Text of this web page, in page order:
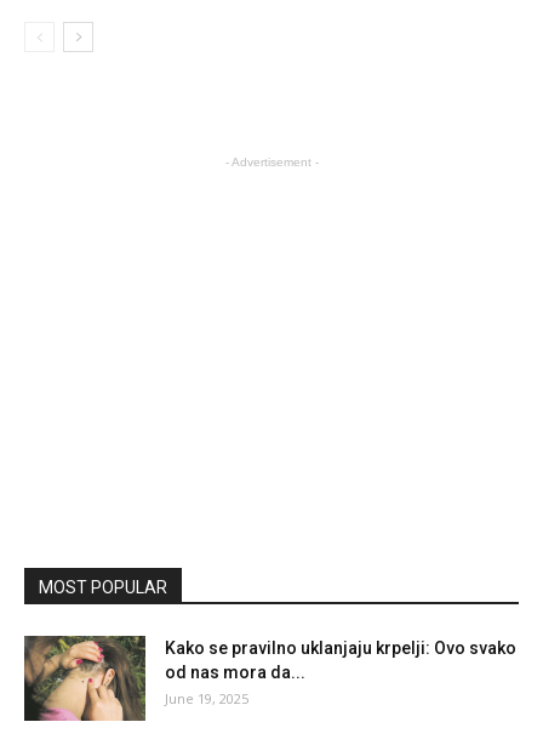
- Advertisement -
MOST POPULAR
Kako se pravilno uklanjaju krpelji: Ovo svako
od nas mora da...
June 19, 2025